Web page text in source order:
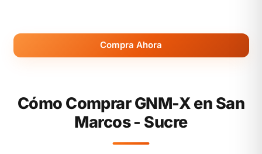
Compra Ahora
Cómo Comprar GNM-X en San
Marcos - Sucre